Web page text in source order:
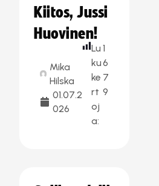
Kiitos, Jussi
Huovinen!
Mika
Hilska
01.07.2
026
Lu
ku
ke
rt
oj
a:
1
6
7
9